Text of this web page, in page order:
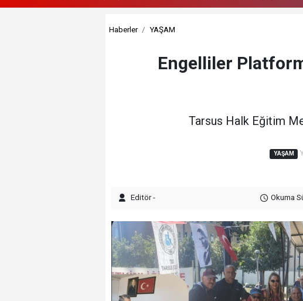
Haberler YAŞAM
Engelliler
Tarsus Halk Eğitim
YAŞAM
Editör - Okuma